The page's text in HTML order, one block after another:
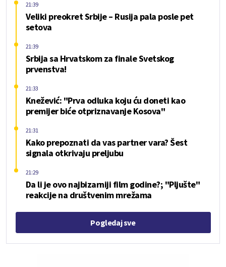
Veliki preokret Srbije – Rusija pala posle pet
setova
21:39
Srbija sa Hrvatskom za finale Svetskog
prvenstva!
21:39
Knežević: "Prva odluka koju ću doneti kao
premijer biće otpriznavanje Kosova"
21:33
Kako prepoznati da vas partner vara? Šest
signala otkrivaju preljubu
21:31
Da li je ovo najbizarniji film godine?; "Pljušte"
reakcije na društvenim mrežama
21:29
Pogledaj sve